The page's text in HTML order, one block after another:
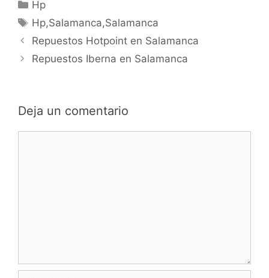
Hp
Etiquetas
Hp,Salamanca,Salamanca
Navegación
de
entradas
Repuestos Hotpoint en Salamanca
Repuestos Iberna en Salamanca
Deja un comentario